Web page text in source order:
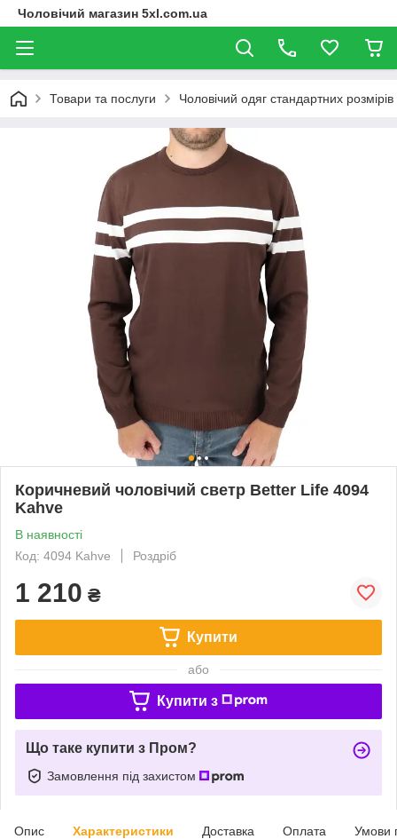
Чоловічий магазин 5xl.com.ua
Товари та послуги Чоловічий одяг стандартних розмірів
Коричневий чоловічий светр Better Life 4094
Kahve
В наявності
Код: 4094 Kahve
Роздріб
1 210 ₴
Купити
або
Купити з
Що таке купити з Пром?
Замовлення під захистом
Опис Характеристики Доставка Оплата Умови